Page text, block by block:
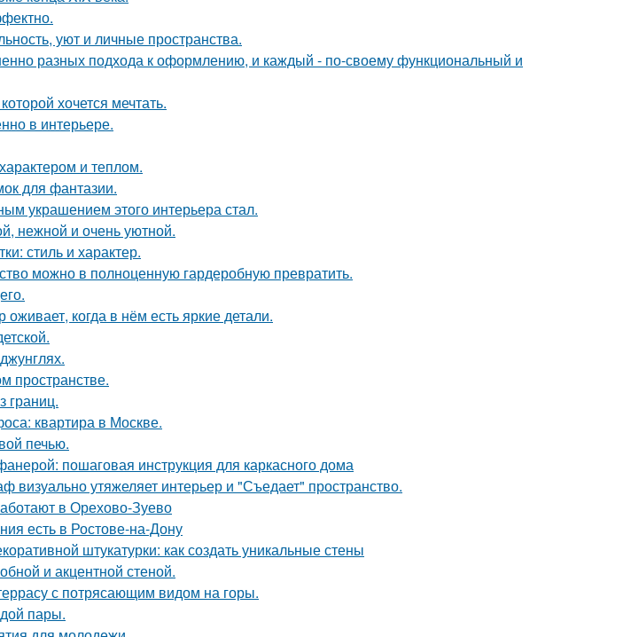
уют и личные пространства.
разных подхода к оформлению, и каждый - по-своему функциональный и
хочется мечтать.
в интерьере.
и теплом.
для фантазии.
украшением этого интерьера стал.
нежной и очень уютной.
стиль и характер.
можно в полноценную гардеробную превратить.
когда в нём есть яркие детали.
пространстве.
границ.
квартира в Москве.
печью.
пошаговая инструкция для каркасного дома
утяжеляет интерьер и "Съедает" пространство.
в Орехово-Зуево
есть в Ростове-на-Дону
штукатурки: как создать уникальные стены
и акцентной стеной.
с потрясающим видом на горы.
пары.